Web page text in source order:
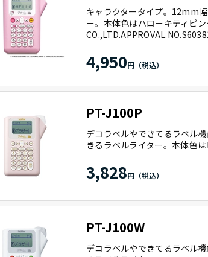
キャラクタータイプ。12mm
ー。本体色はハローキティピ
4,950
PT-J100P
デコラベルやできてるラベル
きるラベルライター。本体色は
3,828
PT-J100W
デコラベルやできてるラベル